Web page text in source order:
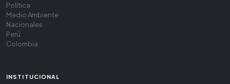
Política
Medio Ambiente
Nacionales
Perú
Colombia
INSTITUCIONAL